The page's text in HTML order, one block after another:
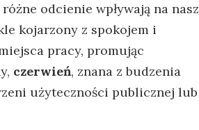
⁢odcienie​ wpływają na nasz
kojarzony ‌z spokojem i
pracy,‍ promując
czerwień, ‌znana z ‍budzenia
użyteczności ​publicznej lub